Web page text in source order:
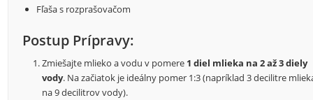
Fľaša s rozprašovačom
Postup Prípravy:
Zmiešajte mlieko a vodu v pomere 1 diel mlieka na 2 až 3 diely
vody. Na začiatok je ideálny pomer 1:3 (napríklad 3 decilitre
na 9 decilitrov vody).